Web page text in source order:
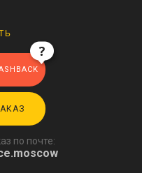
по почте: